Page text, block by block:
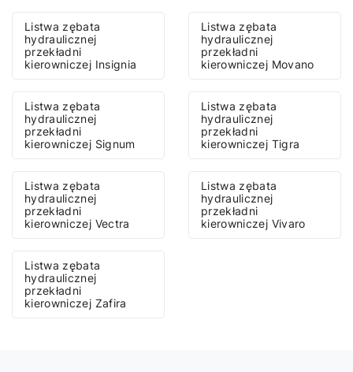
Listwa zębata
hydraulicznej
przekładni
kierowniczej Insignia
Listwa zębata
hydraulicznej
przekładni
kierowniczej Movano
Listwa zębata
hydraulicznej
przekładni
kierowniczej Signum
Listwa zębata
hydraulicznej
przekładni
kierowniczej Tigra
Listwa zębata
hydraulicznej
przekładni
kierowniczej Vectra
Listwa zębata
hydraulicznej
przekładni
kierowniczej Vivaro
Listwa zębata
hydraulicznej
przekładni
kierowniczej Zafira